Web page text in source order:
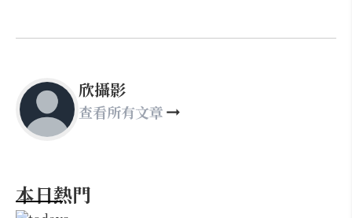
欣攝影
查看所有文章
本日熱門